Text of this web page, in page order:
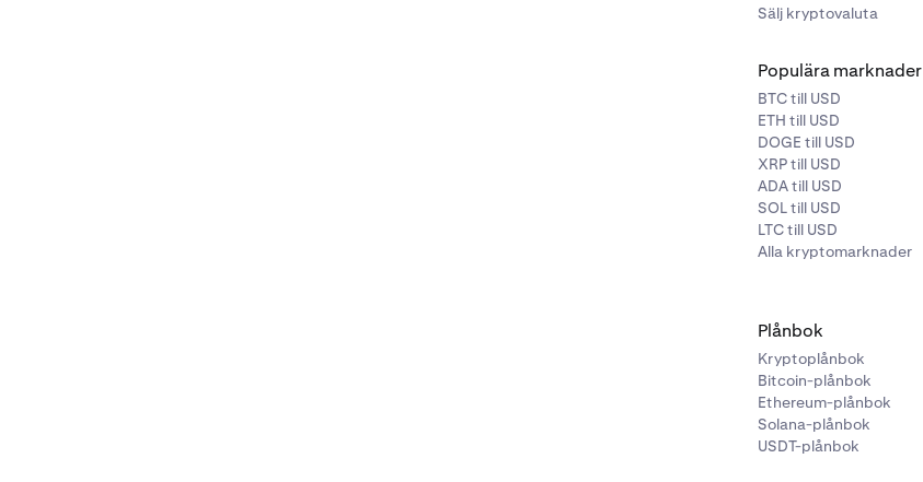
Sälj kryptovaluta
Populära marknader
BTC till USD
ETH till USD
DOGE till USD
XRP till USD
ADA till USD
SOL till USD
LTC till USD
Alla kryptomarknader
Plånbok
Kryptoplånbok
Bitcoin-plånbok
Ethereum-plånbok
Solana-plånbok
USDT-plånbok